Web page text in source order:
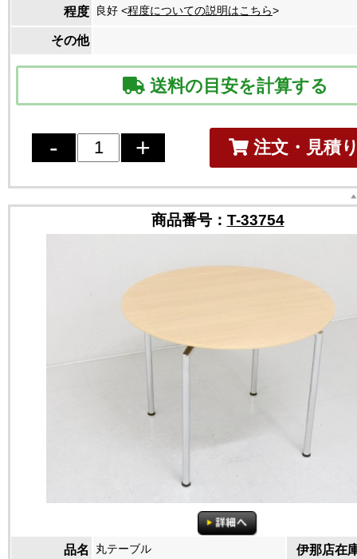
程度 良好 <程度についての説明はこちら>
その他
送料の目安を計算する
注文・見積
商品番号： T-33754
品名 丸テーブル 伊那店在